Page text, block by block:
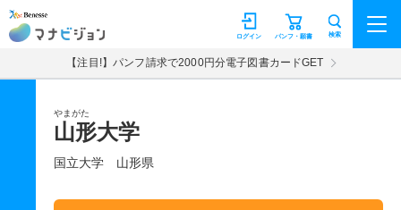
マナビジョン パンフ・願書
ログイン 検索
【注目!】パンフ請求で2000円分電子図書カードGET
やまがた
山形大学
国立大学 山形県